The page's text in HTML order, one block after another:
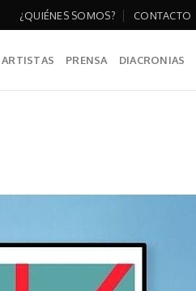
¿QUIÉNES SOMOS? CONTACTO
ARTISTAS PRENSA DIACRONIAS